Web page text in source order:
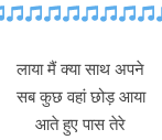
लाया मैं क्या साथ अपने
सब कुछ वहां छोड़ आया
आते हुए पास तेरे